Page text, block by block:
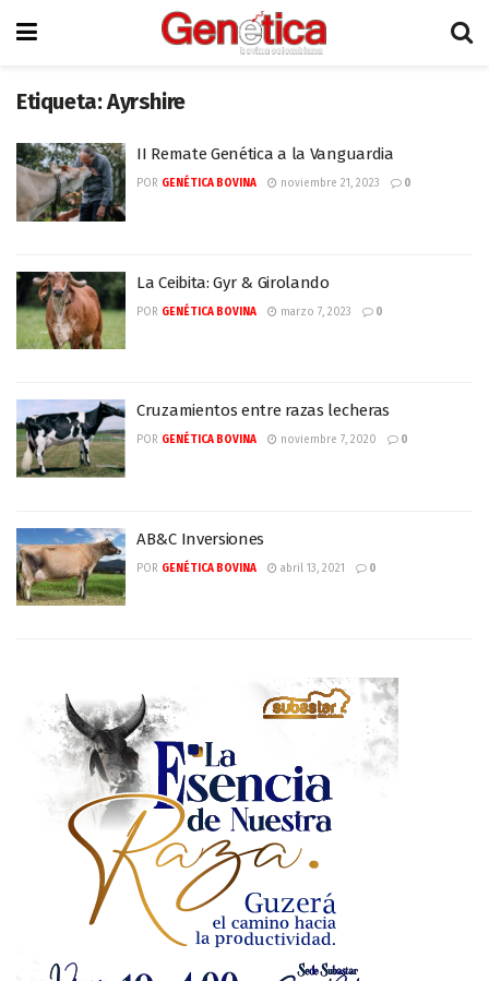
Etiqueta:Ayrshire
II Remate Genética a la Vanguardia
POR GENÉTICA BOVINA noviembre 21, 2023 0
La Ceibita: Gyr & Girolando
POR GENÉTICA BOVINA marzo 7, 2023 0
Cruzamientos entre razas lecheras
POR GENÉTICA BOVINA noviembre 7, 2020 0
AB&C Inversiones
POR GENÉTICA BOVINA abril 13, 2021 0